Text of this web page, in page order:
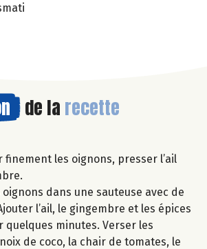
de la recette
finement les oignons, presser l’ail
dans une sauteuse avec de
l’ail, le gingembre et les épices
quelques minutes. Verser les
de coco, la chair de tomates, le